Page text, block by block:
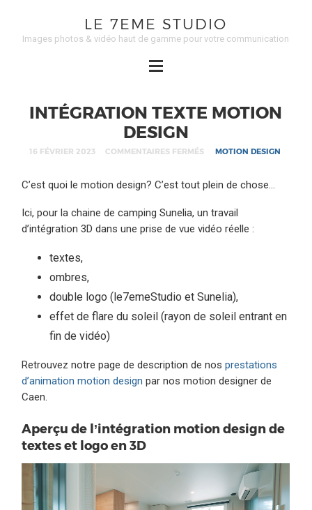
LE 7EME STUDIO
Images photos & vidéo haut de gamme pour votre communication
INTÉGRATION TEXTE MOTION
DESIGN
16 FÉVRIER 2023 COMMENTAIRES FERMÉS MOTION DESIGN
C’est quoi le motion design? C’est tout plein de chose…
Ici, pour la chaine de camping Sunelia, un travail
d’intégration 3D dans une prise de vue vidéo réelle :
textes,
ombres,
double logo (le7emeStudio et Sunelia),
effet de flare du soleil (rayon de soleil entrant en
fin de vidéo)
Retrouvez notre page de description de nosprestations
d’animation motion design par nos motion designer de
Caen.
Aperçu de l’intégration motion design de
textes et logo en 3D